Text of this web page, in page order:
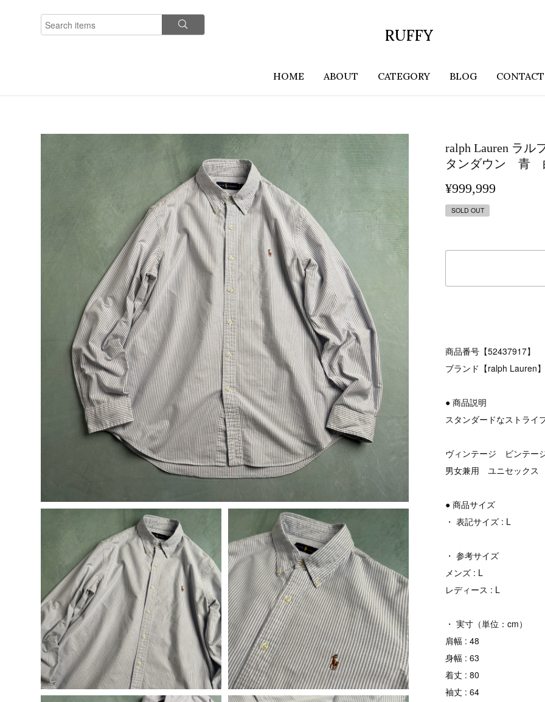
RUFFY
HOME ABOUT CATEGORY BLOG CONTACT
ralph Lauren ラ
タンダウン 青
¥999,999
SOLD OUT
商品番号【52437917】
ブランド【ralph Lauren】
● 商品説明
スタンダードなストラ
ヴィンテージ ビンテー
男女兼用 ユニセックス
● 商品サイズ
・ 表記サイズ : L
・ 参考サイズ
メンズ : L
レディース : L
・ 実寸（単位：cm）
肩幅 : 48
身幅 : 63
着丈 : 80
袖丈 : 64